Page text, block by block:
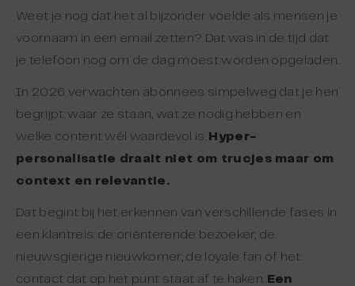
Weet je nog dat het al bijzonder voelde als mensen je
voornaam in een email zetten? Dat was in de tijd dat
je telefoon nog om de dag moest worden opgeladen.
In 2026 verwachten abonnees simpelweg dat je hen
begrijpt: waar ze staan, wat ze nodig hebben en
welke content wél waardevol is. Hyper-
personalisatie draait niet om trucjes maar om
context en relevantie.
Dat begint bij het erkennen van verschillende fases in
een klantreis: de oriënterende bezoeker, de
nieuwsgierige nieuwkomer, de loyale fan of het
contact dat op het punt staat af te haken. Een